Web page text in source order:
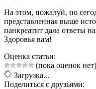
На этом, пожалуй, по
представленная выше
панкреатит дала ответы
Здоровья вам!
Оценка статьи:
(пока оценок нет)
Загрузка...
Поделиться с друзьями: